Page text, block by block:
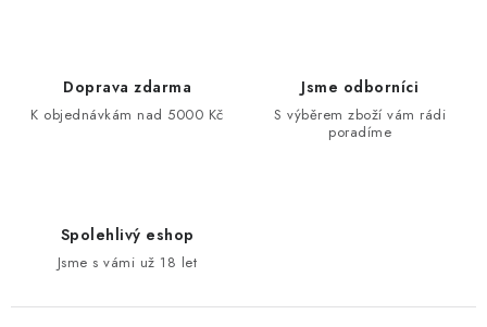
Doprava zdarma
K objednávkám nad 5000 Kč
Jsme odborníci
S výběrem zboží vám rádi
poradíme
Spolehlivý eshop
Jsme s vámi už 18 let